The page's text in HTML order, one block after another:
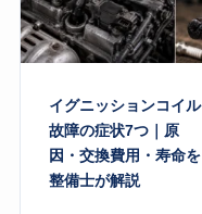
イグニッションコイル
故障の症状7つ｜原
因・交換費用・寿命を
整備士が解説